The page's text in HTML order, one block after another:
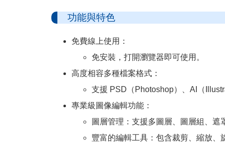
功能與特色
免費線上使用：
免安裝，打開瀏覽器即可使用。
高度相容多種檔案格式：
支援 PSD（Photoshop）、AI（
專業級圖像編輯功能：
圖層管理：支援多圖層、圖層組、遮
豐富的編輯工具：包含裁剪、縮放、